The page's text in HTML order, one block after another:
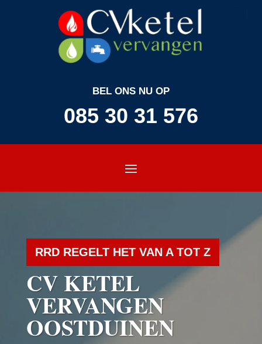
BEL ONS NU OP
085 30 31 576
RRD REGELT HET VAN A TOT Z
CV KETEL
VERVANGEN
OOSTDUINEN